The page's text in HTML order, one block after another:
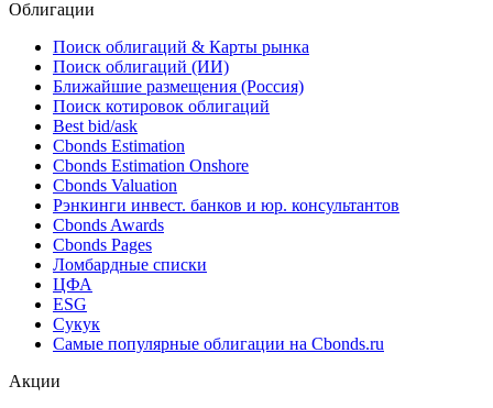
Облигации
Поиск облигаций & Карты рынка
Поиск облигаций (ИИ)
Ближайшие размещения (Россия)
Поиск котировок облигаций
Best bid/ask
Cbonds Estimation
Cbonds Estimation Onshore
Cbonds Valuation
Рэнкинги инвест. банков и юр. консультантов
Cbonds Awards
Cbonds Pages
Ломбардные списки
ЦФА
ESG
Сукук
Самые популярные облигации на Cbonds.ru
Акции